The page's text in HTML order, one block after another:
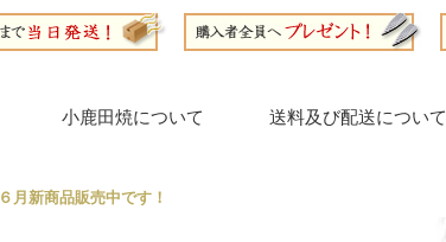
小鹿田焼について 送料及び配送について
６月新商品販売中です！